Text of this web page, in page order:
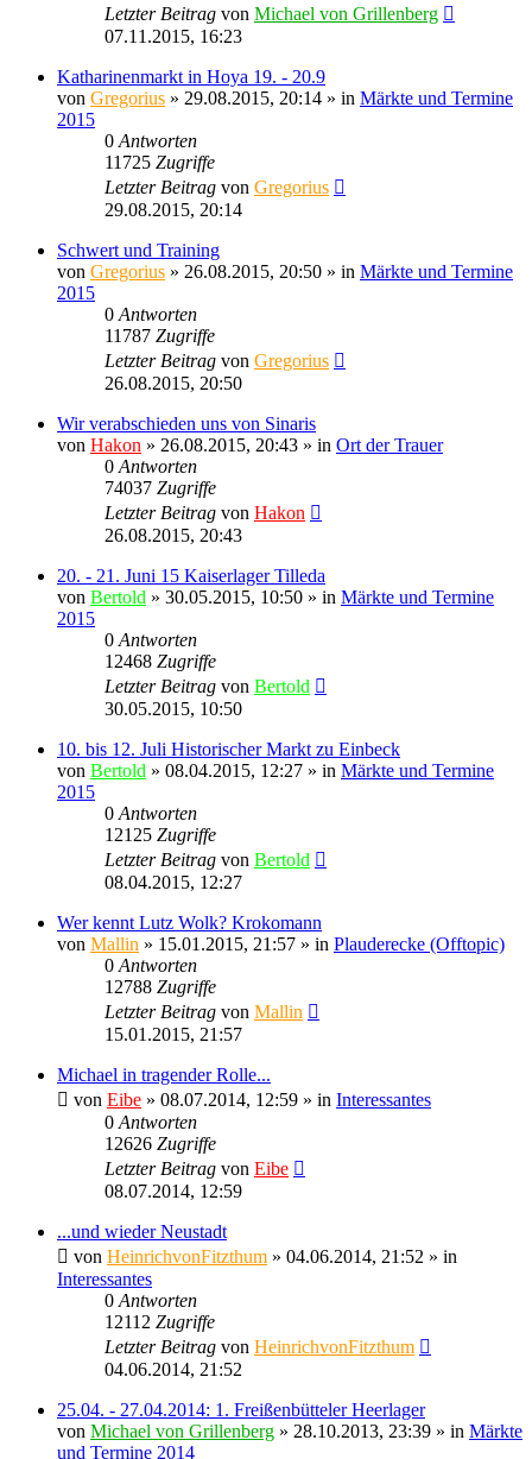
Letzter Beitrag von Michael von Grillenberg
07.11.2015, 16:23
Katharinenmarkt in Hoya 19. - 20.9
von Gregorius » 29.08.2015, 20:14 » in Märkte und Termine
2015
0 Antworten
11725 Zugriffe
Letzter Beitrag von Gregorius
29.08.2015, 20:14
Schwert und Training
von Gregorius » 26.08.2015, 20:50 » in Märkte und Termine
2015
0 Antworten
11787 Zugriffe
Letzter Beitrag von Gregorius
26.08.2015, 20:50
Wir verabschieden uns von Sinaris
von Hakon » 26.08.2015, 20:43 » in Ort der Trauer
0 Antworten
74037 Zugriffe
Letzter Beitrag von Hakon
26.08.2015, 20:43
20. - 21. Juni 15 Kaiserlager Tilleda
von Bertold » 30.05.2015, 10:50 » in Märkte und Termine
2015
0 Antworten
12468 Zugriffe
Letzter Beitrag von Bertold
30.05.2015, 10:50
10. bis 12. Juli Historischer Markt zu Einbeck
von Bertold » 08.04.2015, 12:27 » in Märkte und Termine
2015
0 Antworten
12125 Zugriffe
Letzter Beitrag von Bertold
08.04.2015, 12:27
Wer kennt Lutz Wolk? Krokomann
von Mallin » 15.01.2015, 21:57 » in Plauderecke (Offtopic)
0 Antworten
12788 Zugriffe
Letzter Beitrag von Mallin
15.01.2015, 21:57
Michael in tragender Rolle...
von Eibe » 08.07.2014, 12:59 » in Interessantes
0 Antworten
12626 Zugriffe
Letzter Beitrag von Eibe
08.07.2014, 12:59
...und wieder Neustadt
von HeinrichvonFitzthum » 04.06.2014, 21:52 » in
Interessantes
0 Antworten
12112 Zugriffe
Letzter Beitrag von HeinrichvonFitzthum
04.06.2014, 21:52
25.04. - 27.04.2014: 1. Freißenbütteler Heerlager
von Michael von Grillenberg » 28.10.2013, 23:39 » in Märkte
und Termine 2014